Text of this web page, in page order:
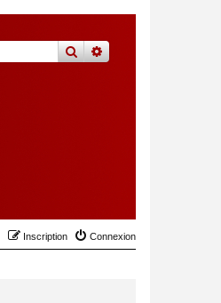
rechercher
recherche
Connexion
Inscription